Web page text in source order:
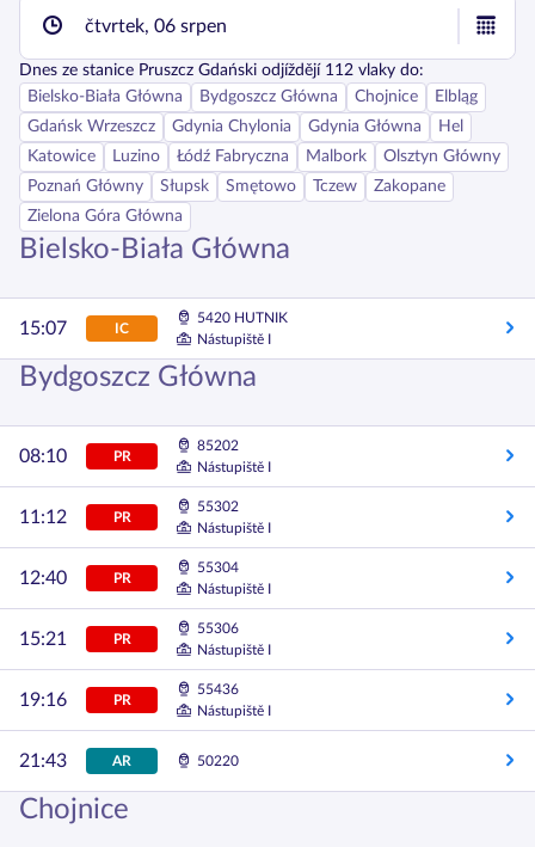
čtvrtek, 06 srpen
Dnes ze stanice Pruszcz Gdański odjíždějí 112 vlaky do:
Bielsko-Biała Główna
Bydgoszcz Główna Chojnice
Elbląg
Gdańsk Wrzeszcz
Gdynia Chylonia Gdynia Główna
Hel
Katowice
Luzino Łódź Fabryczna Malbork
Olsztyn Główny
Poznań Główny
Słupsk Smętowo Tczew
Zakopane
Zielona Góra Główna
Bielsko-Biała Główna
15:07 IC
5420 HUTNIK
Nástupiště I
Bydgoszcz Główna
08:10 PR
85202
Nástupiště I
11:12 PR
55302
Nástupiště I
12:40 PR
55304
Nástupiště I
15:21 PR
55306
Nástupiště I
19:16 PR
55436
Nástupiště I
21:43 AR 50220
Chojnice